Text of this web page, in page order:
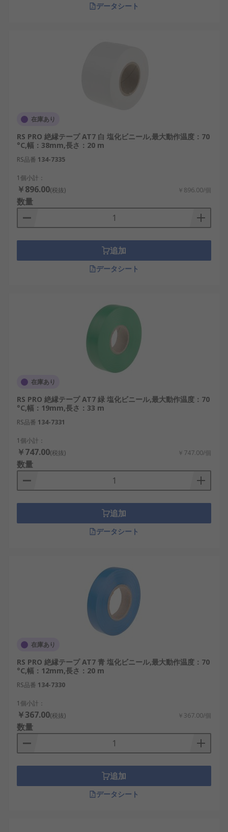
データシート
在庫あり
RS PRO 絶縁テープ AT7 白 塩化ビニール,最大動作温度：70
°C,幅：38mm,長さ：20 m
RS品番 134-7335
1個小計：
￥896.00(税抜) ￥896.00/個
数量
追加
データシート
在庫あり
RS PRO 絶縁テープ AT7 緑 塩化ビニール,最大動作温度：70
°C,幅：19mm,長さ：33 m
RS品番 134-7331
1個小計：
￥747.00(税抜) ￥747.00/個
数量
追加
データシート
在庫あり
RS PRO 絶縁テープ AT7 青 塩化ビニール,最大動作温度：70
°C,幅：12mm,長さ：20 m
RS品番 134-7330
1個小計：
￥367.00(税抜) ￥367.00/個
数量
追加
データシート